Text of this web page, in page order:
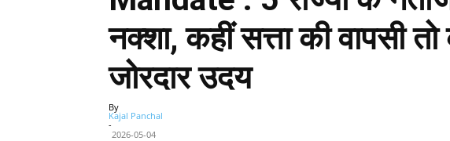
नक्शा, कहीं सत्ता की वापसी
जोरदार उदय
By
Kajal Panchal
-
2026-05-04